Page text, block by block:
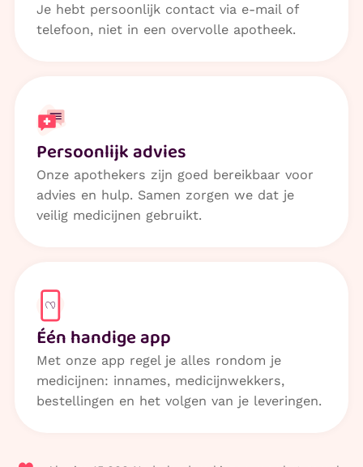
Je hebt persoonlijk contact via e-mail of
telefoon, niet in een overvolle apotheek.
Persoonlijk advies
Onze apothekers zijn goed bereikbaar voor
advies en hulp. Samen zorgen we dat je
veilig medicijnen gebruikt.
Één handige app
Met onze app regel je alles rondom je
medicijnen: innames, medicijnwekkers,
bestellingen en het volgen van je leveringen.